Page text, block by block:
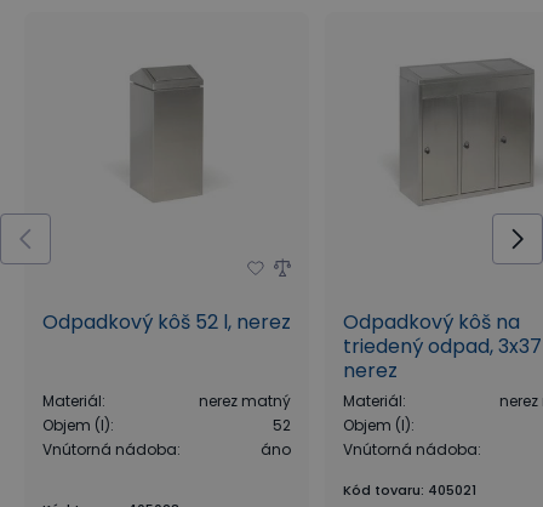
Odpadkový kôš 52 l, nerez
Materiál:
nerez matný
Objem (l):
52
Vnútorná nádoba: áno
Odpadkový kôš na
triedený odpad,
nerez
Materiál:
Objem (l):
Vnútorná nádoba:
Kód tovaru: 405021